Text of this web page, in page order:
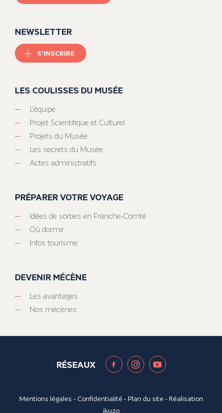
NEWSLETTER
S'INSCRIRE
LES COULISSES DU MUSÉE
L’équipe
Projet Scientifique et Culturel
Projets du Musée
Les secrets du Musée
Actes administratifs
PRÉPARER VOTRE VOYAGE
Idées de sorties en Franche-Comté
Où dormir
Infos tourisme
DEVENIR MÉCÈNE
Les avantages
Nos mécènes
RÉSEAUX
Mentions légales - Confidentialité -Plan du site - Réalisation
ikuzo